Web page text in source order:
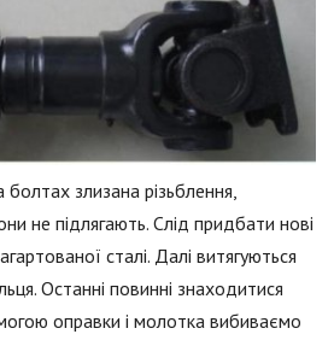
болтах злизана різьблення,
не підлягають. Слід придбати нові
сталі. Далі витягуються
Останні повинні знаходитися
оправки і молотка вибиваємо